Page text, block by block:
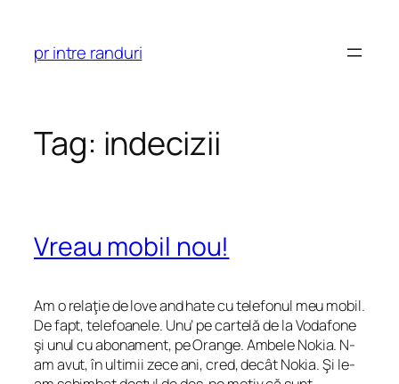
content
pr intre randuri
Tag: indecizii
Vreau mobil nou!
Am o relaţie de love and hate cu telefonul meu mobil.
De fapt, telefoanele. Unu’ pe cartelă de la Vodafone
şi unul cu abonament, pe Orange. Ambele Nokia. N-
am avut, în ultimii zece ani, cred, decât Nokia. Şi le-